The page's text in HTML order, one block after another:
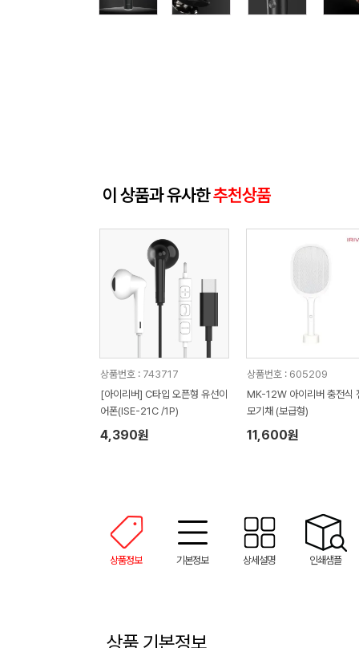
이 상품과 유사한추천상품
상품번호 : 743717
[아이리버] C타입 오픈형 유선이
어폰(ISE-21C /1P)
4,390원
상품번호 : 605209
MK-12W 아이리버 충전식
모기채 (보급형)
11,600원
상품정보 기본정보 상세설명 인쇄샘플
상품 기본정보